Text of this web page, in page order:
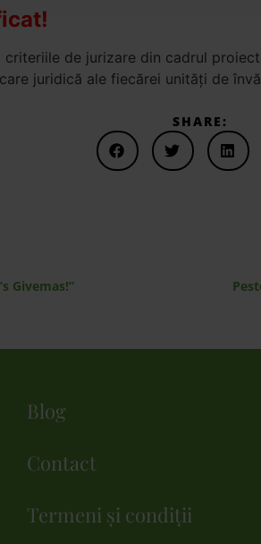
de jurizare din cadrul
juridică ale fiecărei unități de
SHARE:
Givemas!”
Blog
Contact
Termeni și condiții